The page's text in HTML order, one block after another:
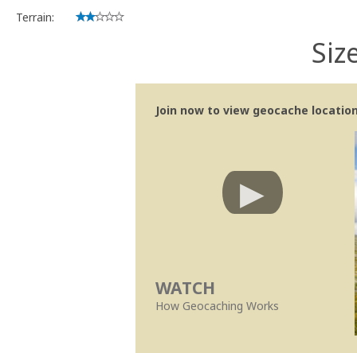
Terrain:
Join now to view geocache
WATCH
How Geocaching Works